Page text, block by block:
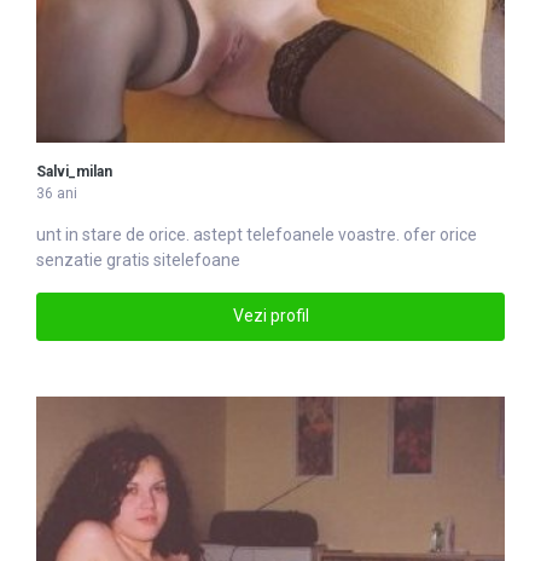
Salvi_milan
36 ani
unt in stare de orice. astepttelefoane le voastre. ofer orice
senzatie gratis sitelefoane
Vezi profil